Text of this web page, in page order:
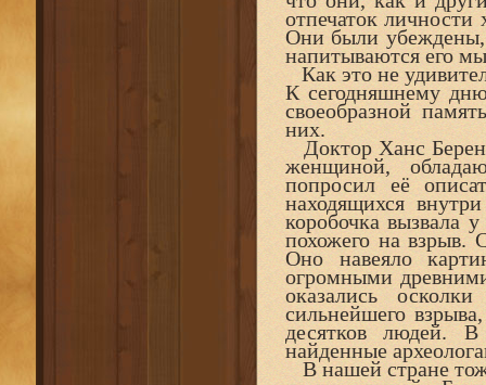
отпечаток
Они были убеждены,
напитываются его
Как это не
К сегодняшнему
своеобразной
них.
Доктор Ханс
женщиной,
попросил её
находящихся
коробочка вызвала
похожего на взрыв.
Оно навеяло
огромными
оказались
сильнейшего
десятков людей.
найденные
В нашей стране